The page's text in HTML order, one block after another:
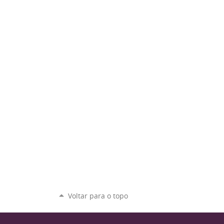
Voltar para o topo